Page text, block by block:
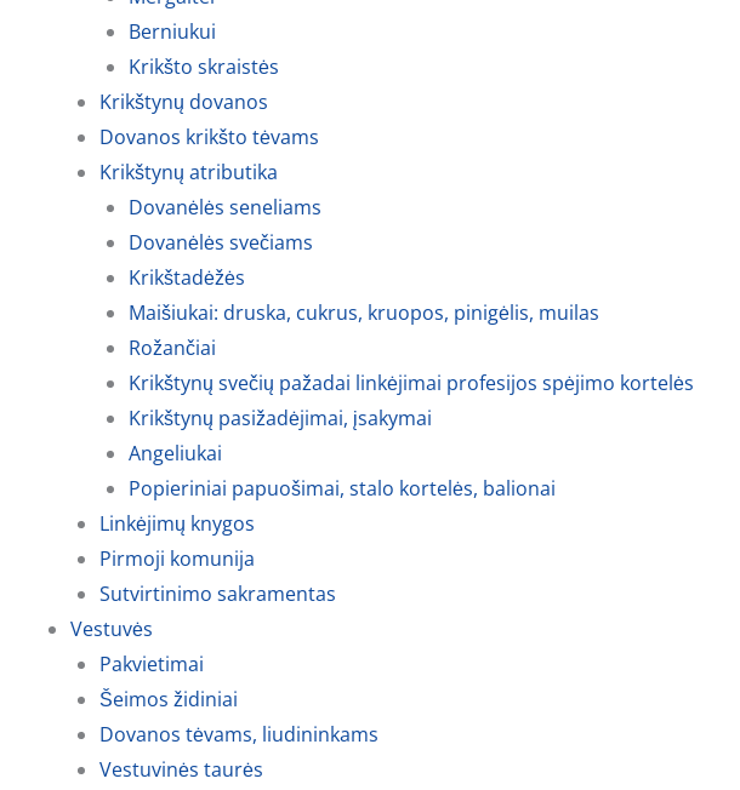
Berniukui
Krikšto skraistės
Krikštynų dovanos
Dovanos krikšto tėvams
Krikštynų atributika
Dovanėlės seneliams
Dovanėlės svečiams
Krikštadėžės
Maišiukai: druska, cukrus, kruopos, pinigėlis, muilas
Rožančiai
Krikštynų svečių pažadai linkėjimai profesijos spėjimo kortelės
Krikštynų pasižadėjimai, įsakymai
Angeliukai
Popieriniai papuošimai, stalo kortelės, balionai
Linkėjimų knygos
Pirmoji komunija
Sutvirtinimo sakramentas
Vestuvės
Pakvietimai
Šeimos židiniai
Dovanos tėvams, liudininkams
Vestuvinės taurės